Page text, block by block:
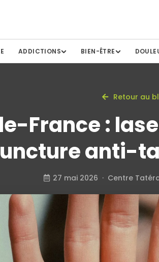
ADDICTIONS BIEN-ÊTRE
Retour au
France :
anti-
27 mai 2026 · Centre